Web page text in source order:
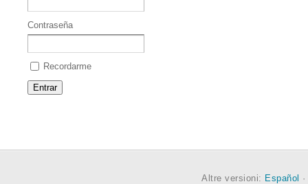
Contraseña
Recordarme
Altre versioni: Español